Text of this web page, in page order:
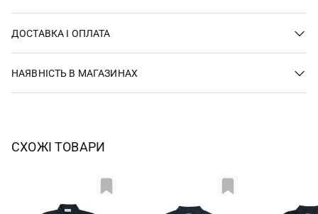
ДОСТАВКА І ОПЛАТА
НАЯВНІСТЬ В МАГАЗИНАХ
СХОЖІ ТОВАРИ